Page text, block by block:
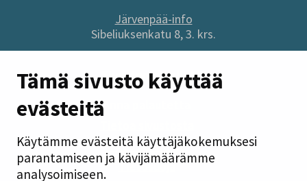
Tämä sivusto käyttää
evästeitä
Käytämme evästeitä käyttäjäkokemuksesi
parantamiseen ja kävijämäärämme
analysoimiseen.
Järvenpää-info
Sibeliuksenkatu 8, 3. krs.
Sivuston pikalinkit
Anna palautetta
Tilaa uutiskirje
Tietosuoja